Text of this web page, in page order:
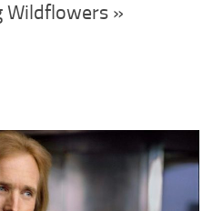
Wildflowers »